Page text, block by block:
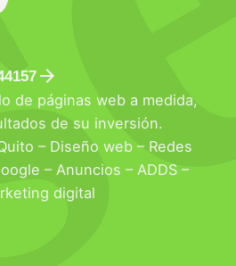
de páginas web a medida,
de su inversión.
– Diseño web – Redes
– Anuncios – ADDS –
digital